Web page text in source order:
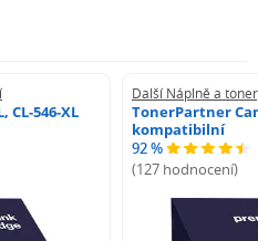
CL-546-XL
Další Náplně a
TonerPartner
kompatibilní
92 %
(127 hodnocení)